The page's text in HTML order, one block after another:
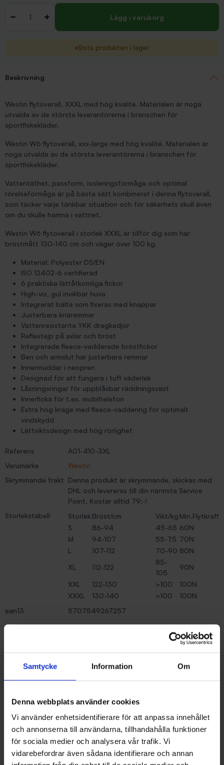
Samtycke Information Om
Denna webbplats använder cookies
Vi använder enhetsidentifierare för att anpassa innehållet
och annonserna till användarna, tillhandahålla funktioner
för sociala medier och analysera vår trafik. Vi
vidarebefordrar även sådana identifierare och annan
- + Lägg i varukorg
Sista produkten i lager
Beskrivning
Westin flytoverall, XXXL med hög kvalité. Materialen är noga
utvalda av de största leverantörerna i branschen för
sportfiskekläder.
Westin W6 flytoverall, xxx-large med hög kvalité. Materialen är
noga utvalda av de största leverantörerna i branschen för
sportfiskekläder.
Vattentäthet, passform, isoleringsförmåga och optimal
rörelseförmåga är på bästa sätt kombinerat i denna flytoverall,
som täcker varje tänkbar situation och för säkerhets skull även
om du skulle hamna i vattnet.
Westin W6 flytoverall i storlek XXXL är tillför dig som har
bröstmått 130-140 cm och väger över 100 kg.
Material: Polyester DS/EN
ISO 12402-6 certifierad
6 praktiska lättåtkomliga fickor
High-viz, gul invikbar huva
Integrerat bälte som fixeras med knappar
Justerbara knäremmar
Vattenresistanta YKK dragkedjor
Reflextejp på axlar och bröst
Integrerade fleece-vadderade bröstfickor
Ben och armslut har justerbara remmar
Innermuddar i neopren
Designad för att fungera i tuff väderlek
Låsningsringar för uppblåsbar räddningsväst
Innerficka för t.ex. mobiltelefon
Extra hög krage med fleece-vaddering för optimalt
vindskydd
Lättviktsdesign med hög rörlighet
Referens
A01-410-3XL
Varumärke
Westin
Skrymmande frakt Denna produkt är skrymmande, skickas med
DHL och levereras till din närmsta Service
Point. Kostar alltid 79:-!
Storlekstabell
Storlek Bröst/cm Vikt/kg Min.Flytkraft
S
86-94 45-65 60N
M
94-107 55-75 70N
L
107-112 70-90 80N
XL
112-122
85-
105
90N
XXL
122-130 >100
100N
XXXL
130-140 >100
100N
ean13
5707549267257
Liknande produkter